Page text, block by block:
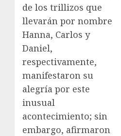
de los trillizos que
llevarán por nombre
Hanna, Carlos y
Daniel,
respectivamente,
manifestaron su
alegría por este
inusual
acontecimiento; sin
embargo, afirmaron